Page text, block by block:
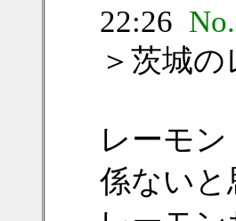
22:26
＞茨城
レーモ
係ないと